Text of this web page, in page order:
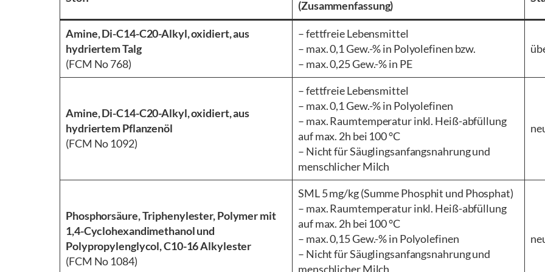
(Zusammenfassung)
Amine, Di-C14-C20-Alkyl, oxidiert, aus
hydriertem Talg
(FCM No 768)
– fettfreie Lebensmittel
– max. 0,1 Gew.-% in Polyolefinen bzw.
– max. 0,25 Gew.-% in PE
Amine, Di-C14-C20-Alkyl, oxidiert, aus
hydriertem Pflanzenöl
(FCM No 1092)
– fettfreie Lebensmittel
– max. 0,1 Gew.-% in Polyolefinen
– max. Raumtemperatur inkl. Heiß-abfüllung
auf max. 2h bei 100 °C
– Nicht für Säuglingsanfangsnahrung und
menschlicher Milch
Phosphorsäure, Triphenylester, Polymer mit
1,4-Cyclohexandimethanol und
Polypropylenglycol, C10-16 Alkylester
(FCM No 1084)
SML 5 mg/kg (Summe Phosphit und Phosphat)
– max. Raumtemperatur inkl. Heiß-abfüllung
auf max. 2h bei 100 °C
– max. 0,15 Gew.-% in Polyolefinen
– Nicht für Säuglingsanfangsnahrung und
menschlicher Milch